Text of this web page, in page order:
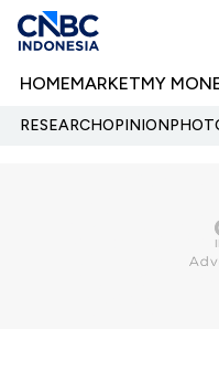
HOMEMARKETMY
RESEARCHOPINION